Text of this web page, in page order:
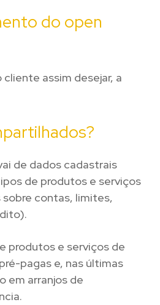
do open
cliente assim desejar, a
de dados cadastrais
de produtos e serviços
contas, limites,
produtos e serviços de
pagas e, nas últimas
em arranjos de